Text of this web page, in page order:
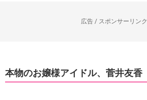
広告 / スポンサーリンク
本物のお嬢様アイドル、菅井友香